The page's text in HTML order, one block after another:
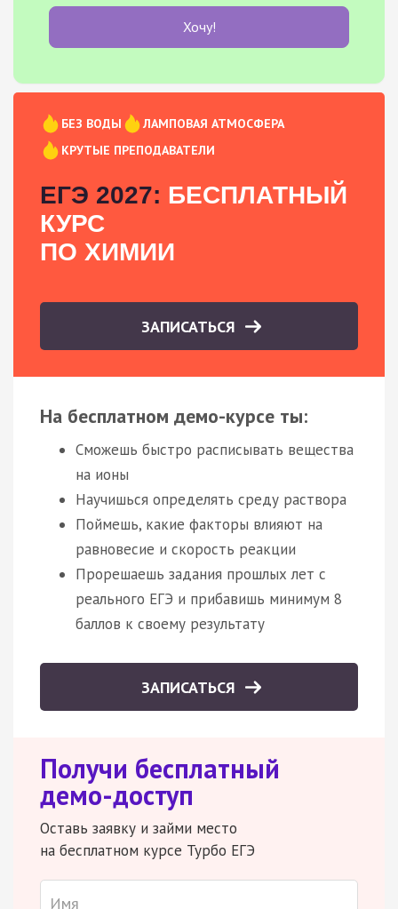
Хочу!
БЕЗ ВОДЫ
ЛАМПОВАЯ АТМОСФЕРА
КРУТЫЕ ПРЕПОДАВАТЕЛИ
ЕГЭ 2027: БЕСПЛАТНЫЙ
КУРС
ПО ХИМИИ
ЗАПИСАТЬСЯ
На бесплатном демо-курсе ты:
Сможешь быстро расписывать вещества
на ионы
Научишься определять среду раствора
Поймешь, какие факторы влияют на
равновесие и скорость реакции
Прорешаешь задания прошлых лет с
реального ЕГЭ и прибавишь минимум 8
баллов к своему результату
ЗАПИСАТЬСЯ
Получи бесплатный
демо-доступ
Оставь заявку и займи место
на бесплатном курсе Турбо ЕГЭ